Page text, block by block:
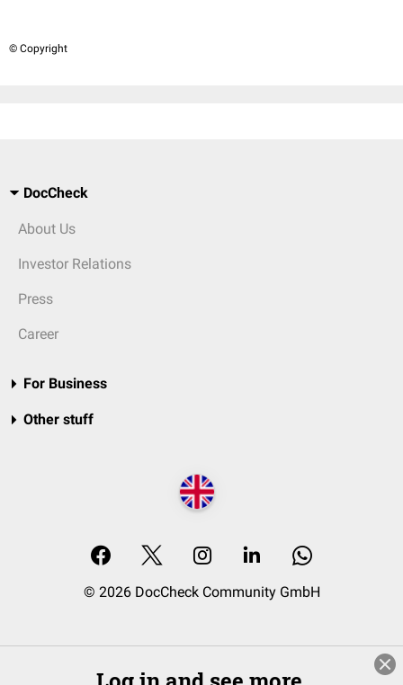
© Copyright
DocCheck
About Us
Investor Relations
Press
Career
For Business
Other stuff
© 2026 DocCheck Community GmbH